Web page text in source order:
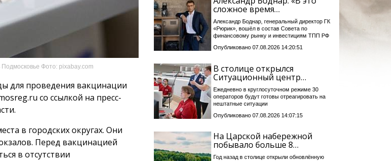
Фото: pixabay.com
для проведения вакцинации
со ссылкой на пресс-
в городских округах. Они
Перед вакцинацией
в отсутствии
сложное время…
Александр Боднар, генеральный директор ГК
«Рюрик», вошёл в состав Совета по
финансовому рынку и инвестициям ТПП РФ
Опубликовано 07.08.2026 14:20:51
В столице открылся
Ситуационный центр…
Ежедневно в круглосуточном режиме 30
операторов будут готовы отреагировать на
нештатные ситуации
Опубликовано 07.08.2026 14:07:15
На Царской набережной
побывало больше 8…
Год назад в столице открыли обновлённую